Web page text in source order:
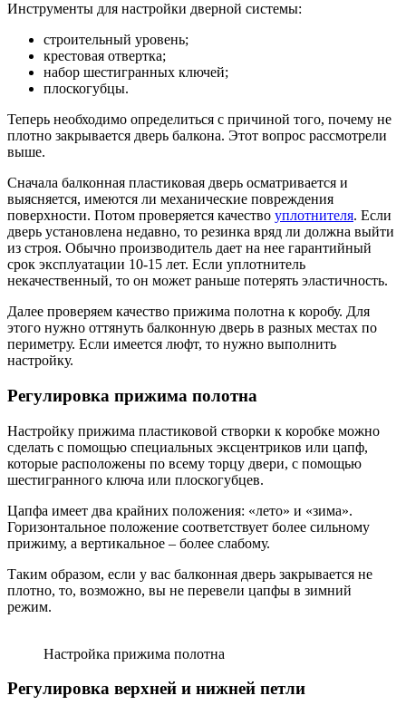
Инструменты для настройки дверной системы:
строительный уровень;
крестовая отвертка;
набор шестигранных ключей;
плоскогубцы.
Теперь необходимо определиться с причиной того, почему не
плотно закрывается дверь балкона. Этот вопрос рассмотрели
выше.
Сначала балконная пластиковая дверь осматривается и
выясняется, имеются ли механические повреждения
поверхности. Потом проверяется качество уплотнителя. Если
дверь установлена недавно, то резинка вряд ли должна выйти
из строя. Обычно производитель дает на нее гарантийный
срок эксплуатации 10-15 лет. Если уплотнитель
некачественный, то он может раньше потерять эластичность.
Далее проверяем качество прижима полотна к коробу. Для
этого нужно оттянуть балконную дверь в разных местах по
периметру. Если имеется люфт, то нужно выполнить
настройку.
Регулировка прижима полотна
Настройку прижима пластиковой створки к коробке можно
сделать с помощью специальных эксцентриков или цапф,
которые расположены по всему торцу двери, с помощью
шестигранного ключа или плоскогубцев.
Цапфа имеет два крайних положения: «лето» и «зима».
Горизонтальное положение соответствует более сильному
прижиму, а вертикальное – более слабому.
Таким образом, если у вас балконная дверь закрывается не
плотно, то, возможно, вы не перевели цапфы в зимний
режим.
Настройка прижима полотна
Регулировка верхней и нижней петли